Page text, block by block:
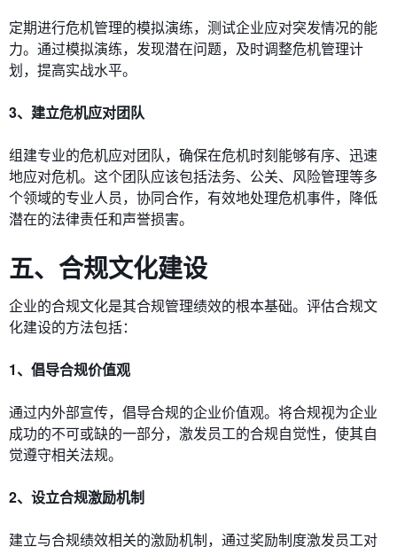
定期进行危机管理的模拟演练，测试企业应对突发情况的能
力。通过模拟演练，发现潜在问题，及时调整危机管理计
划，提高实战水平。
3、建立危机应对团队
组建专业的危机应对团队，确保在危机时刻能够有序、迅速
地应对危机。这个团队应该包括法务、公关、风险管理等多
个领域的专业人员，协同合作，有效地处理危机事件，降低
潜在的法律责任和声誉损害。
五、合规文化建设
企业的合规文化是其合规管理绩效的根本基础。评估合规文
化建设的方法包括：
1、倡导合规价值观
通过内外部宣传，倡导合规的企业价值观。将合规视为企业
成功的不可或缺的一部分，激发员工的合规自觉性，使其自
觉遵守相关法规。
2、设立合规激励机制
建立与合规绩效相关的激励机制，通过奖励制度激发员工对